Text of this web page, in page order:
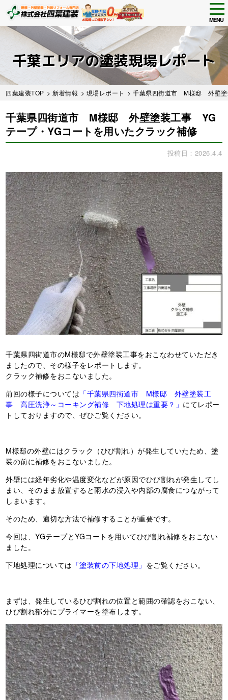
Skip
content
MENU
千葉エリアの塗装現場レポート
四葉建装TOP >新着情報 > 現場レポート > 千葉県四街道市 M様邸 外壁塗
千葉県四街道市 M様邸 外壁塗装工事 YG
テープ・YGコートを用いたクラック補修
投稿日：2026.4.4
千葉県四街道市のM様邸で外壁塗装工事をおこなわせていただき
ましたので、その様子をレポートします。
クラック補修をおこないました。
前回の様子については 「千葉県四街道市 M様邸 外壁塗装工
事 高圧洗浄～コーキング補修 下地処理は重要？」 にてレポー
トしておりますので、ぜひご覧ください。
M様邸の外壁にはクラック（ひび割れ）が発生していたため、塗
装の前に補修をおこないました。
外壁には経年劣化や温度変化などが原因でひび割れが発生してし
まい、そのまま放置すると雨水の浸入や内部の腐食につながって
しまいます。
そのため、適切な方法で補修することが重要です。
今回は、YGテープとYGコートを用いてひび割れ補修をおこない
ました。
下地処理については 「塗装前の下地処理」 をご覧ください。
まずは、発生しているひび割れの位置と範囲の確認をおこない、
ひび割れ部分にプライマーを塗布します。